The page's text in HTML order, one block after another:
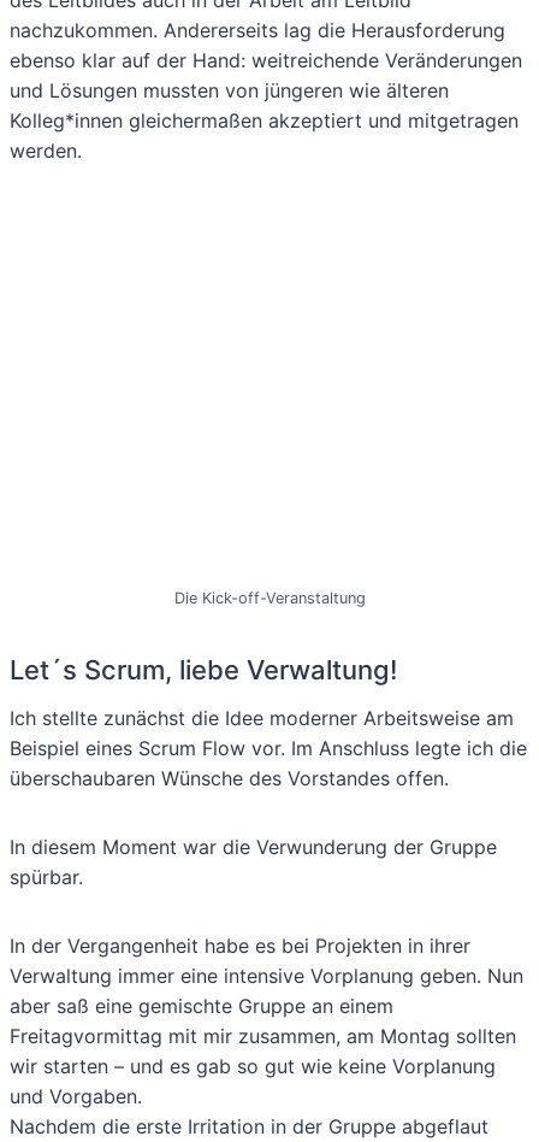
nachzukommen. Andererseits lag die Herausforderung
ebenso klar auf der Hand: weitreichende Veränderungen
und Lösungen mussten von jüngeren wie älteren
Kolleg*innen gleichermaßen akzeptiert und mitgetragen
werden.
Die Kick-off-Veranstaltung
Let´s Scrum, liebe Verwaltung!
Ich stellte zunächst die Idee moderner Arbeitsweise am
Beispiel eines Scrum Flow vor. Im Anschluss legte ich die
überschaubaren Wünsche des Vorstandes offen.
In diesem Moment war die Verwunderung der Gruppe
spürbar.
In der Vergangenheit habe es bei Projekten in ihrer
Verwaltung immer eine intensive Vorplanung geben. Nun
aber saß eine gemischte Gruppe an einem
Freitagvormittag mit mir zusammen, am Montag sollten
wir starten – und es gab so gut wie keine Vorplanung
und Vorgaben.
Nachdem die erste Irritation in der Gruppe abgeflaut